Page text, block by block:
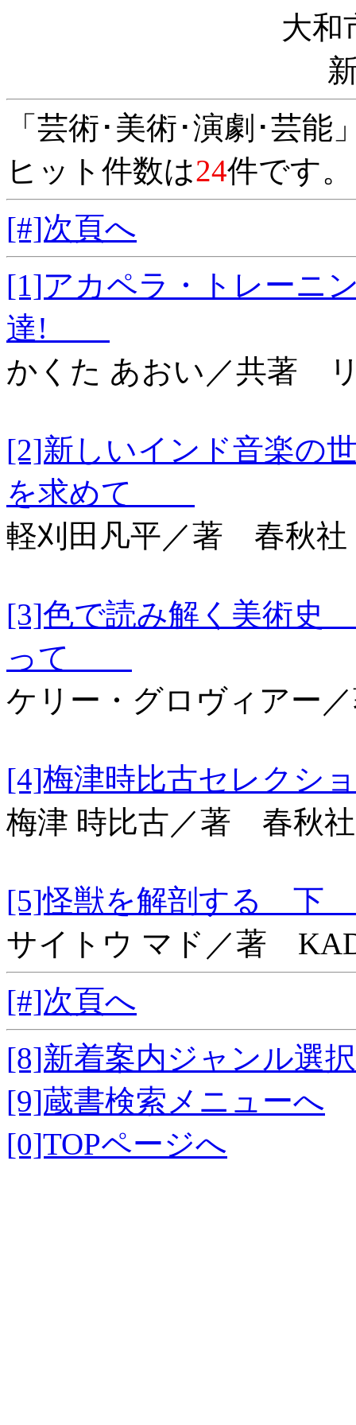
大和
「芸術･美術･演劇･芸能
ヒット件数は24件です
[#]次頁へ
[1]アカペラ・トレー
達!
かくた あおい／共著
[2]新しいインド音楽
を求めて
軽刈田凡平／著 春秋社
[3]色で読み解く美術
って
ケリー・グロヴィアー
[4]梅津時比古セレ
梅津 時比古／著 春秋社
[5]怪獣を解剖する
サイトウ マド／著
[#]次頁へ
[8]新着案内ジャンル選
[9]蔵書検索メニューへ
[0]TOPページへ